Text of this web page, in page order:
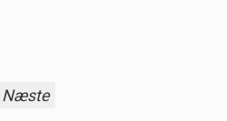
Næste